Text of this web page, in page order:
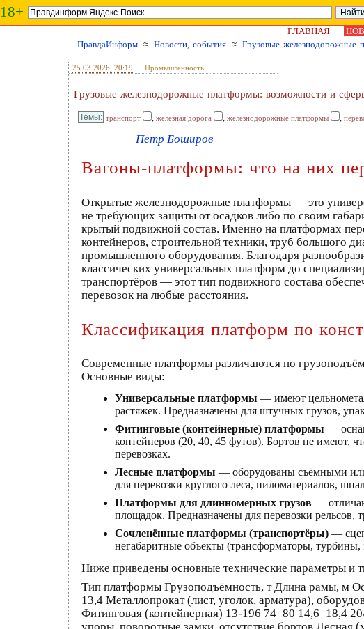
18+
ГЛАВНАЯ
ПравдаИнформ ≈ Новости, события ≈ Грузовые железнодорожные
25.03.2026 , 20:19 Промышленность
Грузовые железнодорожные платформы: возможности и
транспорт , железная дорога , железнодорожные платформы ,
Петр Боширов
Вагоны-платформы: что на них
Открытые железнодорожные платформы — это
не требующих защиты от осадков либо по своим
крытый подвижной состав. Именно на платформах
контейнеров, строительной техники, труб большого
промышленного оборудования. Благодаря
классических универсальных платформ до
транспортёров — этот тип подвижного состава
перевозок на любые расстояния.
Классификация платформ по
Современные платформы различаются по
Основные виды:
Универсальные платформы — имеют
растяжек. Предназначены для штучных грузов,
Фитинговые (контейнерные) платформы —
контейнеров (20, 40, 45 футов). Бортов не имеют,
перевозках.
Лесные платформы — оборудованы съёмными
для перевозки круглого леса, пиломатериалов,
Платформы для длинномерных грузов —
площадок. Предназначены для перевозки рельсов,
Сочленённые платформы (транспортёры) —
негабаритные объекты (трансформаторы, турбины,
Ниже приведены основные технические параметры и
Тип платформы Грузоподъёмность, т Длина рамы, м
13,4 Металлопрокат (лист, уголок, арматура),
Фитинговая (контейнерная) 13-196 74–80 14,6–18,4